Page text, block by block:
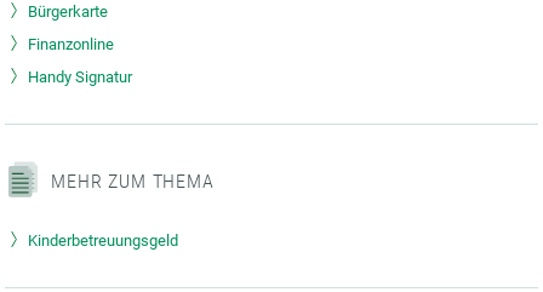
Bürgerkarte
Finanzonline
Handy Signatur
MEHR ZUM THEMA
Kinderbetreuungsgeld